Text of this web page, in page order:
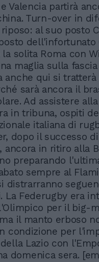
Valencia partirà
Turn-over in
al suo posto
dell'infortunato
la solita Roma con
maglia sulla
anche qui si
sarà ancora il
Ad assistere
in tribuna, ospiti
italiana di
dopo il successo
ancora in ritiro alla
preparando
sempre al
distrarranno
La Federugby era
per il big-
il manto erboso
condizione per
Lazio con
domenica sera.